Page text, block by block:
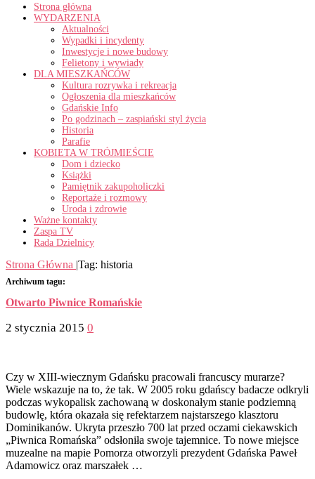
Strona główna
WYDARZENIA
Aktualności
Wypadki i incydenty
Inwestycje i nowe budowy
Felietony i wywiady
DLA MIESZKAŃCÓW
Kultura rozrywka i rekreacja
Ogłoszenia dla mieszkańców
Gdańskie Info
Po godzinach – zaspiański styl życia
Historia
Parafie
KOBIETA W TRÓJMIEŚCIE
Dom i dziecko
Książki
Pamiętnik zakupoholiczki
Reportaże i rozmowy
Uroda i zdrowie
Ważne kontakty
Zaspa TV
Rada Dzielnicy
Strona Główna |Tag: historia
Archiwum tagu:
Otwarto Piwnice Romańskie
2 stycznia 2015 0
Czy w XIII-wiecznym Gdańsku pracowali francuscy murarze?
Wiele wskazuje na to, że tak. W 2005 roku gdańscy badacze odkryli
podczas wykopalisk zachowaną w doskonałym stanie podziemną
budowlę, która okazała się refektarzem najstarszego klasztoru
Dominikanów. Ukryta przeszło 700 lat przed oczami ciekawskich
„Piwnica Romańska” odsłoniła swoje tajemnice. To nowe miejsce
muzealne na mapie Pomorza otworzyli prezydent Gdańska Paweł
Adamowicz oraz marszałek …